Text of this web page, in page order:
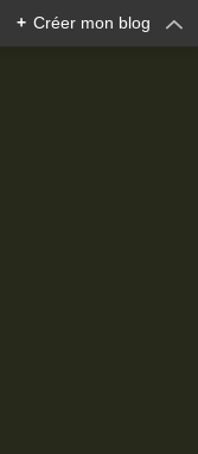
+ Créer mon blog